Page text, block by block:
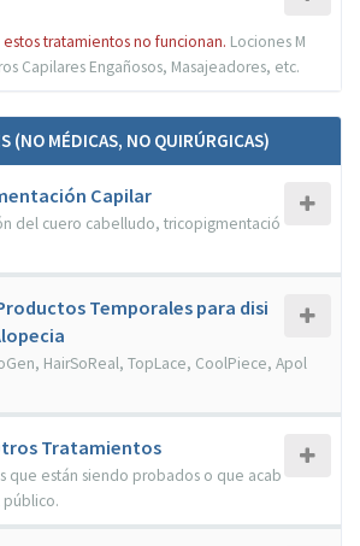
tratamientos no funcionan. Lociones M
Capilares Engañosos, Masajeadores, etc.
(NO MÉDICAS, NO QUIRÚRGICAS)
Capilar
del cuero cabelludo, tricopigmentació
Temporales para disi
HairSoReal, TopLace, CoolPiece, Apol
Tratamientos
que están siendo probados o que acab
público.